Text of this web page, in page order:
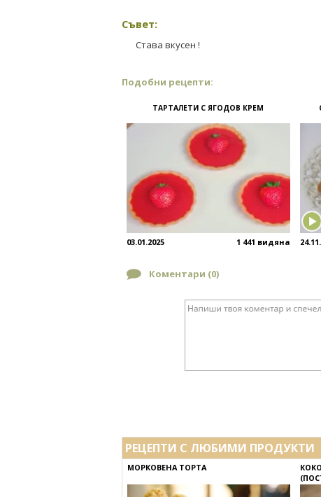
Съвет:
Става вкусен !
Подобни рецепти:
ТАРТАЛЕТИ С ЯГОДОВ КРЕМ
03.01.2025 1 441 видяна
Коментари (0)
РЕЦЕПТИ С ЛЮБИМИ ПРОДУКТИ
МОРКОВЕНА ТОРТА